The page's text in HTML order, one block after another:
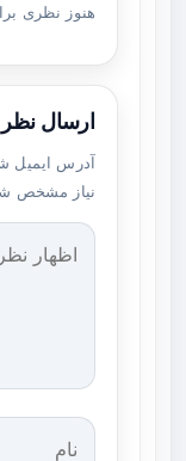
هنوز نظری
ارسال نظر
آدرس ایمیل
نیاز مشخص